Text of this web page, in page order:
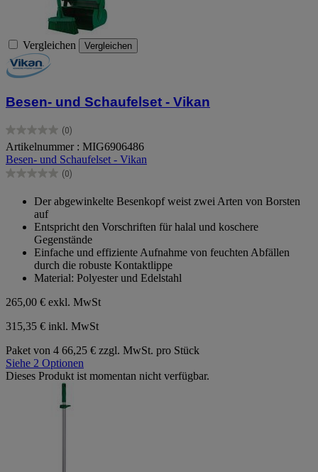
Vergleichen Vergleichen
Besen- und Schaufelset - Vikan
(0)
0.0
von
5
Sternen.
Artikelnummer : MIG6906486
Besen- und Schaufelset - Vikan
(0)
0.0
Sternen.
Der abgewinkelte Besenkopf weist zwei Arten von Borsten
auf
Entspricht den Vorschriften für halal und koschere
Gegenstände
Einfache und effiziente Aufnahme von feuchten Abfällen
durch die robuste Kontaktlippe
Material: Polyester und Edelstahl
265,00 € exkl. MwSt
315,35 € inkl. MwSt
Paket von 4 66,25 € zzgl. MwSt. pro Stück
Siehe 2 Optionen
Dieses Produkt ist momentan nicht verfügbar.